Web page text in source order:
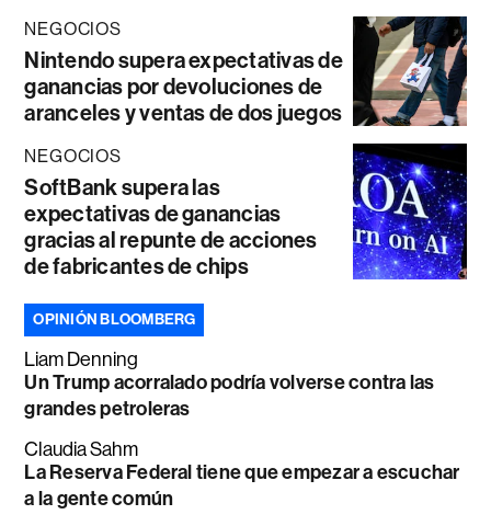
NEGOCIOS
Nintendo supera expectativas de
ganancias por devoluciones de
aranceles y ventas de dos juegos
NEGOCIOS
SoftBank supera las
expectativas de ganancias
gracias al repunte de acciones
de fabricantes de chips
OPINIÓN BLOOMBERG
Liam Denning
Un Trump acorralado podría volverse contra las
grandes petroleras
Claudia Sahm
La Reserva Federal tiene que empezar a escuchar
a la gente común